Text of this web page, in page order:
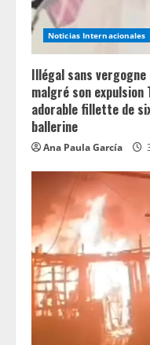
Noticias Internacionales
Illégal sans
malgré son
adorable fillette de
ballerine
Ana Paula García